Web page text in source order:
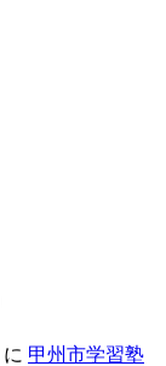
に 甲州市学習塾